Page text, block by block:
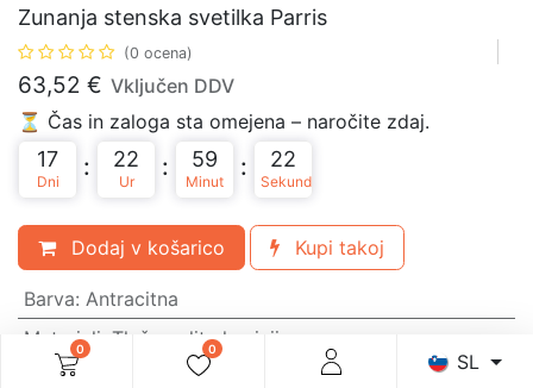
0 0
SL
Zunanja stenska svetilka Parris
(0 ocena)
63,52 € Vključen DDV
⏳ Čas in zaloga sta omejena – naročite zdaj.
17
Dni
: 22
Ur
: 59
Minut
: 22
Sekund
Dodaj v košarico Kupi takoj
Barva: Antracitna
Materiali Tlačno ulit aluminij
Grlo:Vgrajen LED modul